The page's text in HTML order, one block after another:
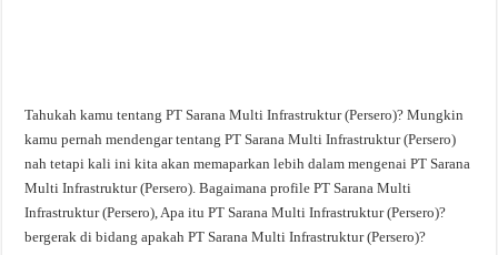
Tahukah kamu tentang PT Sarana Multi Infrastruktur (Persero)? Mungkin
kamu pernah mendengar tentang PT Sarana Multi Infrastruktur (Persero)
nah tetapi kali ini kita akan memaparkan lebih dalam mengenai PT Sarana
Multi Infrastruktur (Persero). Bagaimana profile PT Sarana Multi
Infrastruktur (Persero), Apa itu PT Sarana Multi Infrastruktur (Persero)?
bergerak di bidang apakah PT Sarana Multi Infrastruktur (Persero)?